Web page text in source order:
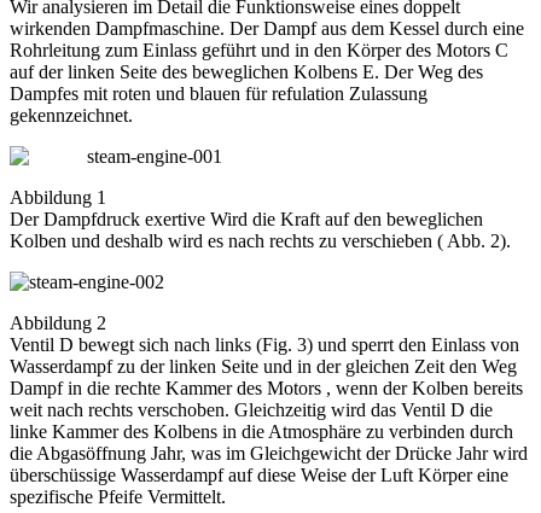
Wir analysieren im Detail die Funktionsweise eines doppelt
wirkenden Dampfmaschine. Der Dampf aus dem Kessel durch eine
Rohrleitung zum Einlass geführt und in den Körper des Motors C
auf der linken Seite des beweglichen Kolbens E. Der Weg des
Dampfes mit roten und blauen für refulation Zulassung
gekennzeichnet.
Abbildung 1
Der Dampfdruck exertive Wird die Kraft auf den beweglichen
Kolben und deshalb wird es nach rechts zu verschieben ( Abb. 2).
Abbildung 2
Ventil D bewegt sich nach links (Fig. 3) und sperrt den Einlass von
Wasserdampf zu der linken Seite und in der gleichen Zeit den Weg
Dampf in die rechte Kammer des Motors , wenn der Kolben bereits
weit nach rechts verschoben. Gleichzeitig wird das Ventil D die
linke Kammer des Kolbens in die Atmosphäre zu verbinden durch
die Abgasöffnung Jahr, was im Gleichgewicht der Drücke Jahr wird
überschüssige Wasserdampf auf diese Weise der Luft Körper eine
spezifische Pfeife Vermittelt.